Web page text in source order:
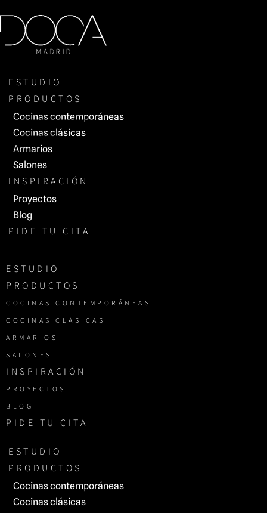
Saltar
al
ESTUDIO
PRODUCTOS
Cocinas contemporáneas
Cocinas clásicas
Armarios
Salones
INSPIRACIÓN
Proyectos
Blog
PIDE TU CITA
ESTUDIO
PRODUCTOS
COCINAS CONTEMPORÁNEAS
COCINAS CLÁSICAS
ARMARIOS
SALONES
INSPIRACIÓN
PROYECTOS
BLOG
PIDE TU CITA
ESTUDIO
PRODUCTOS
Cocinas contemporáneas
Cocinas clásicas